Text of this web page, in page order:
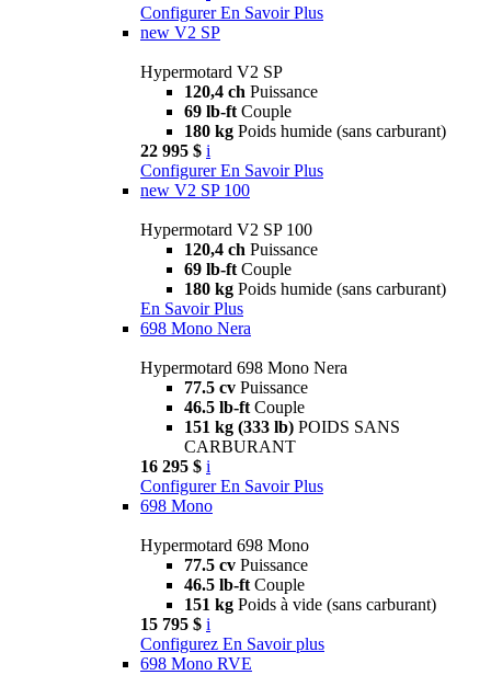
Configurer En Savoir Plus
new V2 SP
Hypermotard V2 SP
120,4 ch Puissance
69 lb-ft Couple
180 kg Poids humide (sans carburant)
22 995 $ i
Configurer En Savoir Plus
new V2 SP 100
Hypermotard V2 SP 100
120,4 ch Puissance
69 lb-ft Couple
180 kg Poids humide (sans carburant)
En Savoir Plus
698 Mono Nera
Hypermotard 698 Mono Nera
77.5 cv Puissance
46.5 lb-ft Couple
151 kg (333 lb) POIDS SANS
CARBURANT
16 295 $ i
Configurer En Savoir Plus
698 Mono
Hypermotard 698 Mono
77.5 cv Puissance
46.5 lb-ft Couple
151 kg Poids à vide (sans carburant)
15 795 $ i
Configurez En Savoir plus
698 Mono RVE